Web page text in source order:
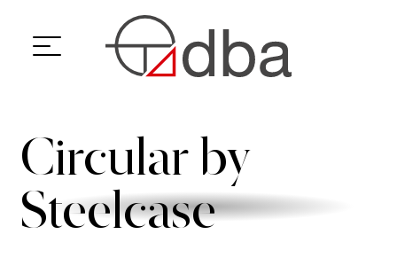
contenu
Design
réalisations
Votre
projet
Accueil»by
Steelcase
Circular by
Steelcase